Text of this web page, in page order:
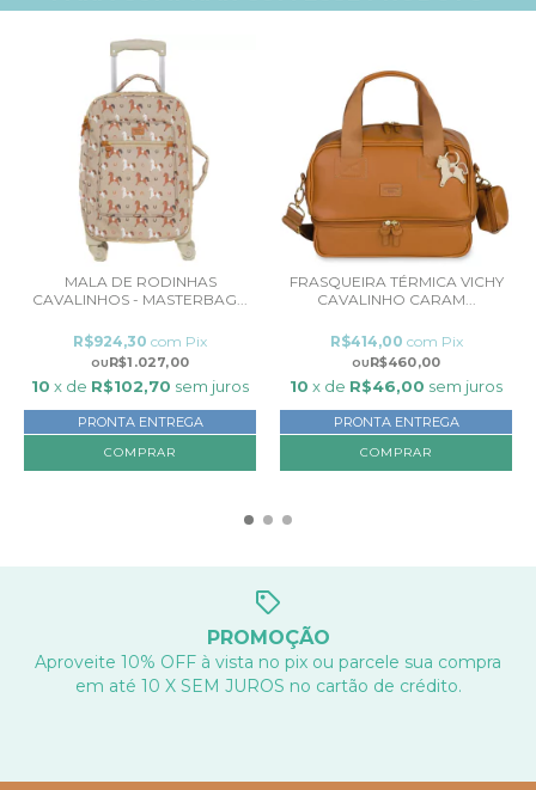
MALA DE RODINHAS
CAVALINHOS - MASTERBAG...
R$1.027,00
R$924,30 com Pix
10 x de R$102,70 sem juros
PRONTA ENTREGA
FRASQUEIRA TÉRMICA VICHY
CAVALINHO CARAM...
R$460,00
R$414,00 com Pix
10 x de R$46,00 sem juros
PRONTA ENTREGA
PROMOÇÃO
Aproveite 10% OFF à vista no pix ou parcele sua compra
em até 10 X SEM JUROS no cartão de crédito.